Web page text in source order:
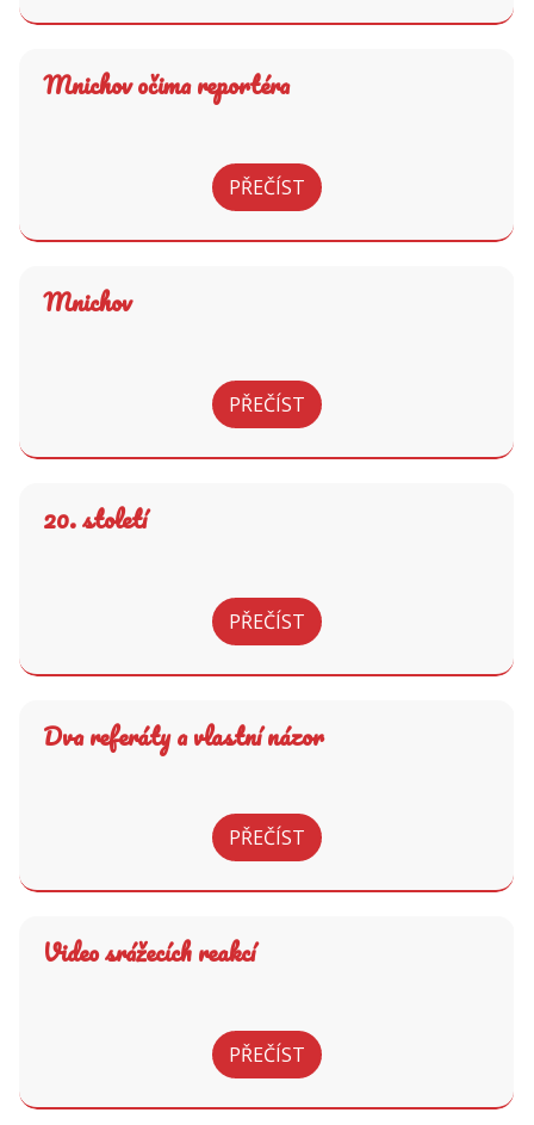
Mnichov očima reportéra
PŘEČÍST
Mnichov
PŘEČÍST
20. století
PŘEČÍST
Dva referáty a vlastní názor
PŘEČÍST
Video srážecích reakcí
PŘEČÍST